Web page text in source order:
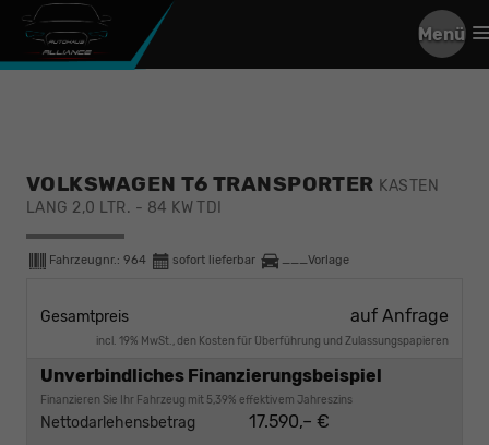
Menü
VOLKSWAGEN T6 TRANSPORTER KASTEN
LANG 2,0 LTR. - 84 KW TDI
Fahrzeugnr.: 964 sofort lieferbar ___Vorlage
Gesamtpreis auf Anfrage
incl. 19% MwSt., den Kosten für Überführung und Zulassungspapieren
Unverbindliches Finanzierungsbeispiel
Finanzieren Sie Ihr Fahrzeug mit 5,39% effektivem Jahreszins
Nettodarlehensbetrag 17.590,– €